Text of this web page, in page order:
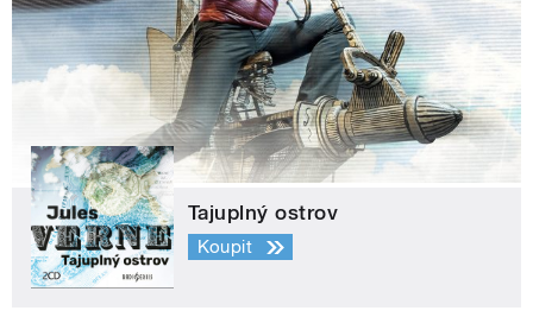
Tajuplný ostrov
Koupit